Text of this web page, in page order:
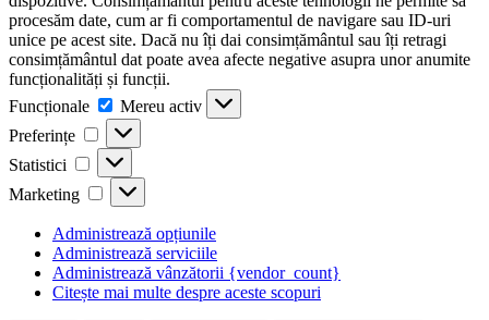
procesăm date, cum ar fi comportamentul de navigare sau ID-uri
unice pe acest site. Dacă nu îți dai consimțământul sau îți retragi
consimțământul dat poate avea afecte negative asupra unor anumite
funcționalități și funcții.
Funcționale
Funcționale
Mereu activ
Preferințe
Preferințe
Statistici Statistici
Marketing Marketing
Administrează opțiunile
Administrează serviciile
Administrează vânzătorii {vendor_count}
Citește mai multe despre aceste scopuri